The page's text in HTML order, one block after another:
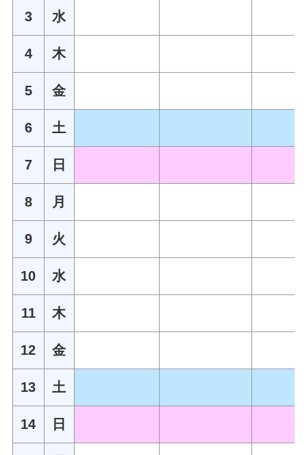
3 水
4 木
5 金
6 土
7 日
8 月
9 火
10 水
11 木
12 金
13 土
14 日